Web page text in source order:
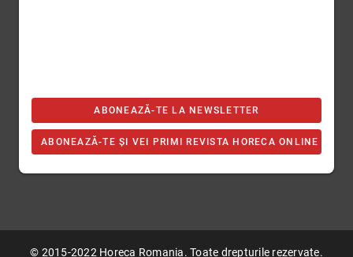
ABONEAZĂ-TE LA NEWSLETTER
ABONEAZĂ-TE ȘI VEI PRIMI REVISTA HORECA ONLINE
© 2015-2022 Horeca Romania. Toate drepturile rezervate.